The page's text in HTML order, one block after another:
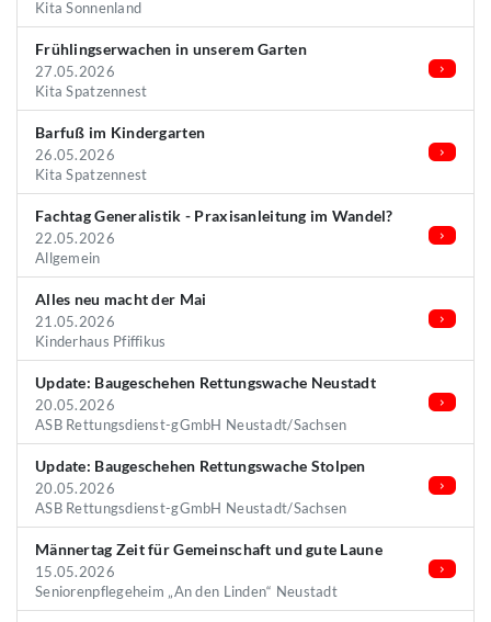
Kita Sonnenland
Frühlingserwachen in unserem Garten
27.05.2026
Kita Spatzennest
Barfuß im Kindergarten
26.05.2026
Kita Spatzennest
Fachtag Generalistik - Praxisanleitung im Wandel?
22.05.2026
Allgemein
Alles neu macht der Mai
21.05.2026
Kinderhaus Pfiffikus
Update: Baugeschehen Rettungswache Neustadt
20.05.2026
ASB Rettungsdienst-gGmbH Neustadt/Sachsen
Update: Baugeschehen Rettungswache Stolpen
20.05.2026
ASB Rettungsdienst-gGmbH Neustadt/Sachsen
Männertag Zeit für Gemeinschaft und gute Laune
15.05.2026
Seniorenpflegeheim „An den Linden“ Neustadt